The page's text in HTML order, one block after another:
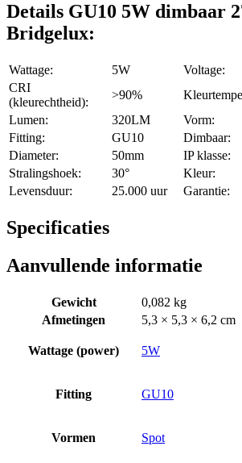
Details GU10 5W dimbaar
Bridgelux:
Wattage: 5W Voltage:
CRI
(kleurechtheid):
>90%
Lumen:
320LM Vorm:
Fitting:
GU10 Dimbaar:
Diameter:
50mm IP klasse:
Stralingshoek:
30° Kleur:
Levensduur:
25.000 uur Garantie:
Specificaties
Aanvullende informatie
Gewicht
0,082 kg
Afmetingen
5,3 × 5,3 × 6,2 cm
Wattage (power) 5W
Fitting GU10
Vormen Spot